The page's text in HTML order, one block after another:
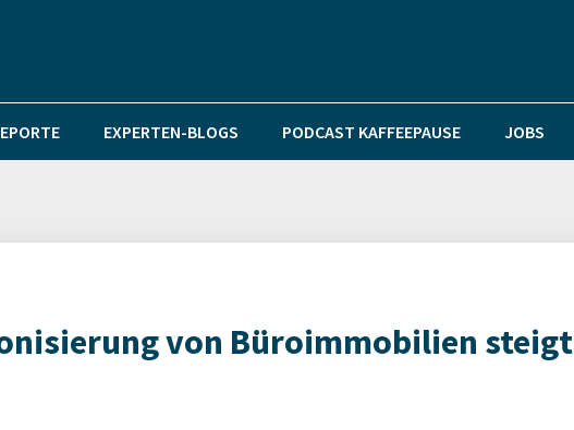
EXPERTEN-BLOGS PODCAST KAFFEEPAUSE JOBS
von Büroimmobilien steigt